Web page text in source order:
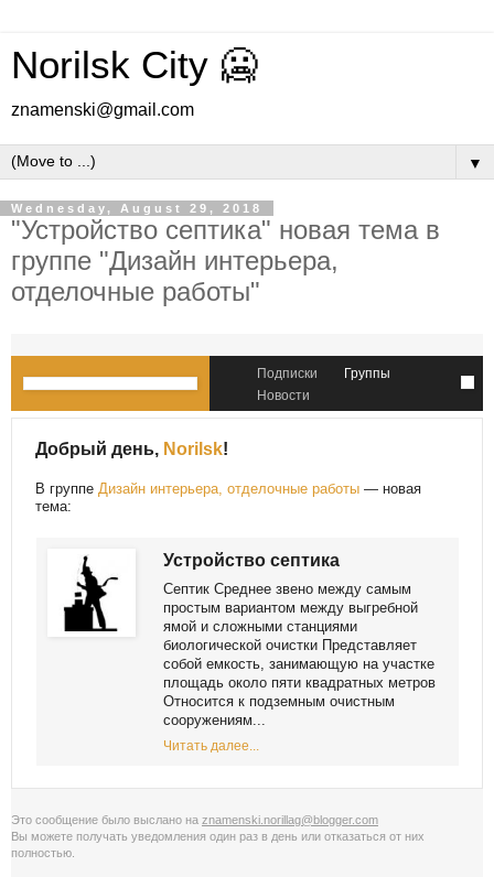
Norilsk City 🥶
znamenski@gmail.com
▼
Wednesday, August 29, 2018
"Устройство септика" новая тема в
группе "Дизайн интерьера,
отделочные работы"
Подписки
Группы
Новости
Добрый день, Norilsk!
В группе Дизайн интерьера, отделочные работы — новая
тема:
Устройство септика
Септик Среднее звено между самым
простым вариантом между выгребной
ямой и сложными станциями
биологической очистки Представляет
собой емкость, занимающую на участке
площадь около пяти квадратных метров
Относится к подземным очистным
сооружениям...
Читать далее...
Это сообщение было выслано на znamenski.norillag@blogger.com
Вы можете получать уведомления один раз в день или отказаться от них
полностью